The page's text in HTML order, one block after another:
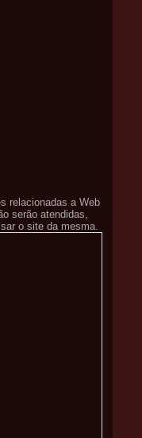
relacionadas a Web
serão atendidas,
o site da mesma.